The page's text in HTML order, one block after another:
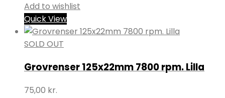
Add to wishlist
Quick View
SOLD OUT
Grovrenser 125x22mm 7800 rpm. Lilla
75,00 kr.